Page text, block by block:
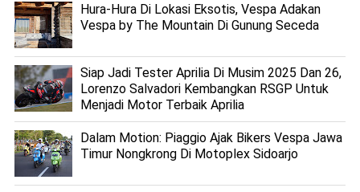
Hura-Hura Di Lokasi Eksotis, Vespa Adakan
Vespa by The Mountain Di Gunung Seceda
Siap Jadi Tester Aprilia Di Musim 2025 Dan 26,
Lorenzo Salvadori Kembangkan RSGP Untuk
Menjadi Motor Terbaik Aprilia
Dalam Motion: Piaggio Ajak Bikers Vespa Jawa
Timur Nongkrong Di Motoplex Sidoarjo